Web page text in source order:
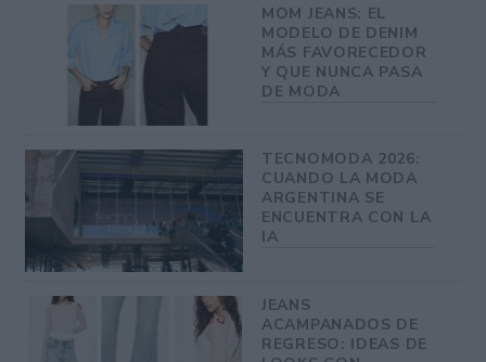
MOM JEANS: EL
MODELO DE DENIM
MÁS FAVORECEDOR
Y QUE NUNCA PASA
DE MODA
TECNOMODA 2026:
CUANDO LA MODA
ARGENTINA SE
ENCUENTRA CON LA
IA
JEANS
ACAMPANADOS DE
REGRESO: IDEAS DE